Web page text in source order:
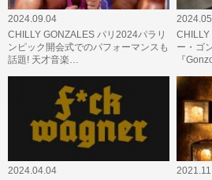
2024.09.04
CHILLY GONZALES パリ2024パラリ
ンピック開会式でのパフォーマンスも
話題! 天才音楽…
CHILLY
ー・ゴ
『
2024.04.04